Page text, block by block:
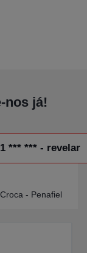
nos já!
351 *** *** - revelar
- Penafiel